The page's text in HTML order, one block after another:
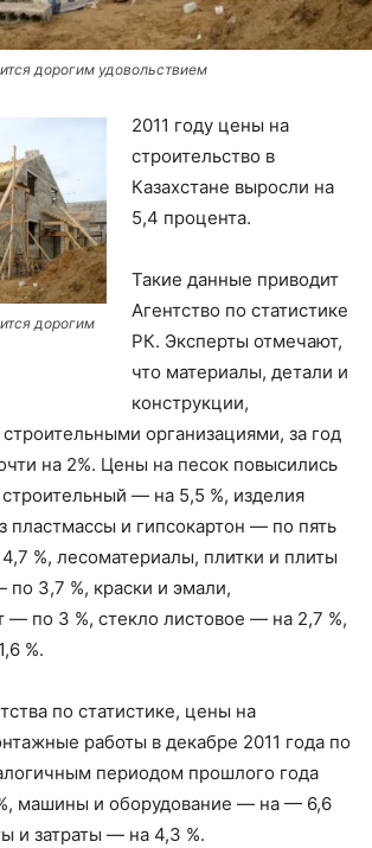
дорогим удовольствием
дорогим
2011 году цены на
строительство в
Казахстане выросли на
5,4 процента.
Такие данные приводит
Агентство по статистике
РК. Эксперты отмечают,
что материалы, детали и
конструкции,
организациями, за год
на 2%. Цены на песок повысились
строительный — на 5,5 %, изделия
пластмассы и гипсокартон — по пять
%, лесоматериалы, плитки и плиты
3,7 %, краски и эмали,
— по 3 %, стекло листовое — на 2,7 %,
%.
по статистике, цены на
работы в декабре 2011 года по
периодом прошлого года
машины и оборудование — на — 6,6
и затраты — на 4,3 %.